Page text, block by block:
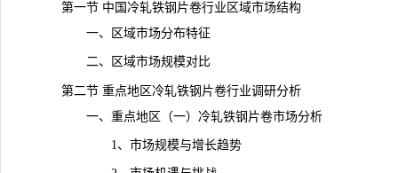
第一节 中国冷轧铁钢片卷行业区域市场结构
一、区域市场分布特征
二、区域市场规模对比
第二节 重点地区冷轧铁钢片卷行业调研分析
一、重点地区（一）冷轧铁钢片卷市场分析
1、市场规模与增长趋势